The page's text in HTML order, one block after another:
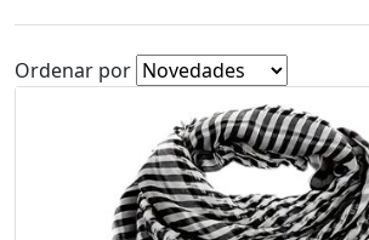
Ordenar por